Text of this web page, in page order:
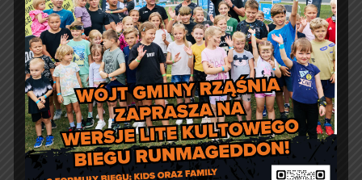
Finał kampanii
„Dzieciństwo bez
przemocy”